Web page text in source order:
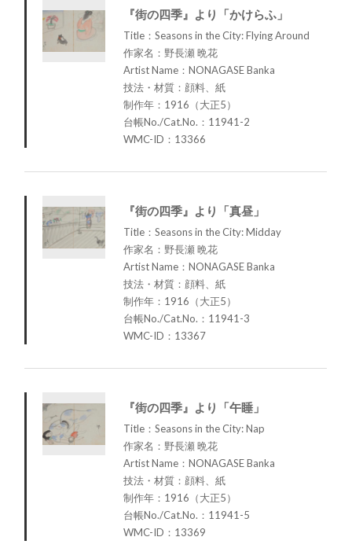
『街の四季』より「かけらふ」
Title：Seasons in the City: Flying Around
作家名：野長瀬 晩花
Artist Name：NONAGASE Banka
技法・材質：顔料、紙
制作年：1916（大正5）
台帳No./Cat.No.：11941-2
WMC-ID：13366
『街の四季』より「真昼」
Title：Seasons in the City: Midday
作家名：野長瀬 晩花
Artist Name：NONAGASE Banka
技法・材質：顔料、紙
制作年：1916（大正5）
台帳No./Cat.No.：11941-3
WMC-ID：13367
『街の四季』より「午睡」
Title：Seasons in the City: Nap
作家名：野長瀬 晩花
Artist Name：NONAGASE Banka
技法・材質：顔料、紙
制作年：1916（大正5）
台帳No./Cat.No.：11941-5
WMC-ID：13369